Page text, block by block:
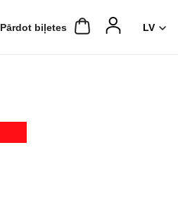
Pārdot biļetes